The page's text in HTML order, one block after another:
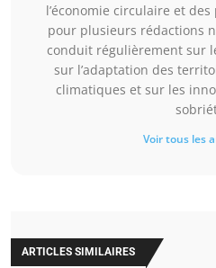
l’économie circulaire et
pour plusieurs rédactions
conduit régulièrement sur
sur l’adaptation des
climatiques et sur les
Voir tous les
ARTICLES SIMILAIRES